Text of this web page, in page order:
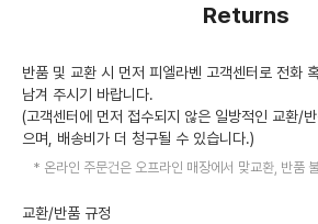
Returns
반품 및 교환 시 먼저 피엘라벤 고객센터로 전화
남겨 주시기 바랍니다.
(고객센터에 먼저 접수되지 않은 일방적인 교환/
으며, 배송비가 더 청구될 수 있습니다.)
온라인 주문건은 오프라인 매장에서 맞교환, 반품
교환/반품 규정